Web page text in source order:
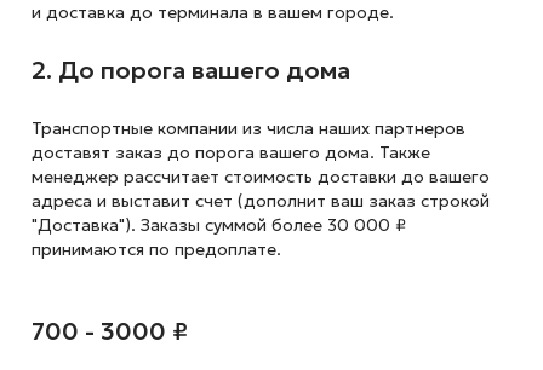
и доставка до терминала в вашем городе.
2. До порога вашего дома
Транспортные компании из числа наших партнеров
доставят заказ до порога вашего дома. Также
менеджер рассчитает стоимость доставки до вашего
адреса и выставит счет (дополнит ваш заказ строкой
"Доставка"). Заказы суммой более 30 000 ₽
принимаются по предоплате.
700 - 3000 ₽